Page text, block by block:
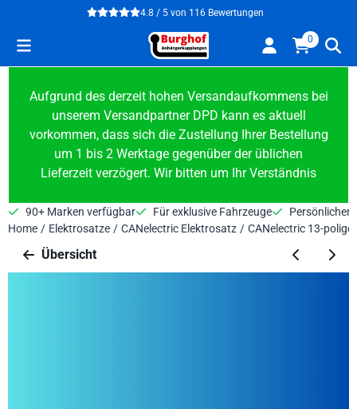
Cookie-Einstellungen verfügbar. Einstellungen wählen oder alle
4.8 / 5 von 116 Bewertungen
0
Aufgrund des derzeit hohen Versandaufkommens bei
unserem Versandpartner DPD kann es aktuell
vorkommen, dass sich die Zustellung Ihrer Bestellung
um 1 bis 2 Werktage gegenüber der üblichen
Lieferzeit verzögert. Wir bitten um Ihr Verständnis
90+ Marken verfügbar Für exklusive Fahrzeuge
Persönlicher
Home / Elektrosatze / CANelectric Elektrosatz / CANelectric 13-
Übersicht